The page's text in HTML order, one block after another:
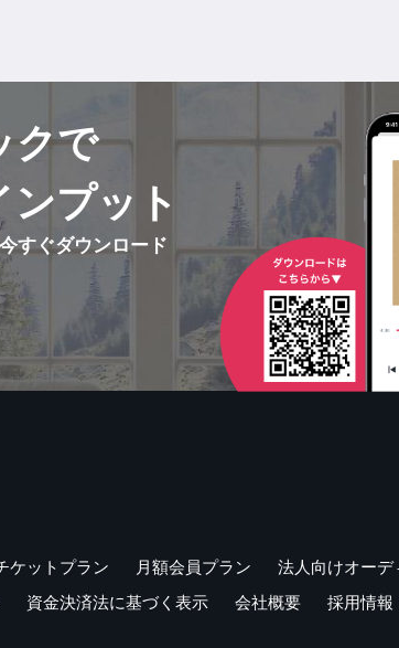
クで
プット
すぐダウンロード
ケットプラン 月額会員プラン
法人向けオーデ
資金決済法に基づく表示 会社概要 採用情報